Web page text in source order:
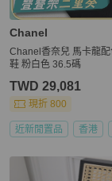
Chanel
Chanel香奈兒 馬卡龍配色 粉色運動
鞋 粉白色 36.5碼
TWD 29,081
現折 800
近新閒置品 香港